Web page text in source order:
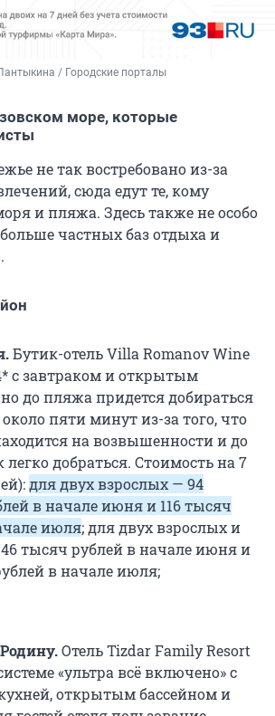
/ Городские порталы
море, которые
не так востребовано из-за
сюда едут те, кому
и пляжа. Здесь также не особо
частных баз отдыха и
Бутик-отель Villa Romanov Wine
с завтраком и открытым
до пляжа придется добираться
пяти минут из-за того, что
на возвышенности и до
легко добраться. Стоимость на 7
для двух взрослых — 94
в начале июня и 116 тысяч
июля; для двух взрослых и
тысяч рублей в начале июня и
в начале июля;
Отель Tizdar Family Resort
«ультра всё включено» с
открытым бассейном и